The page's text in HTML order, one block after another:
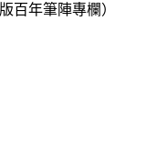
百年筆陣專欄）